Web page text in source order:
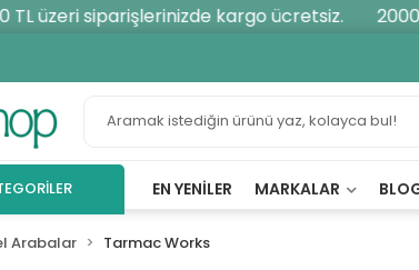
TL üzeri siparişlerinizde kargo ücretsiz. 2000
EN YENILER MARKALAR
Arabalar Tarmac Works